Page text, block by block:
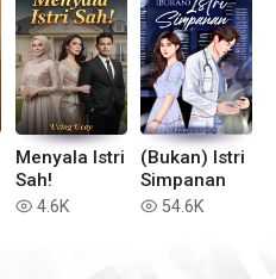
Menyala Istri
Sah!
read 4.6K
(Bukan) Istri
Simpanan
read 54.6K